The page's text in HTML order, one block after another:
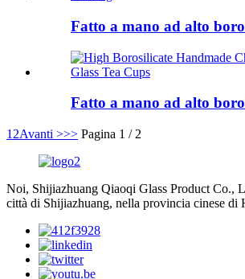
Fatto a mano ad alto
Fatto a mano ad alto
1 2Avanti >>> Pagina 1 / 2
Noi, Shijiazhuang Qiaoqi Glass Product Co.,
città di Shijiazhuang, nella provincia cinese di